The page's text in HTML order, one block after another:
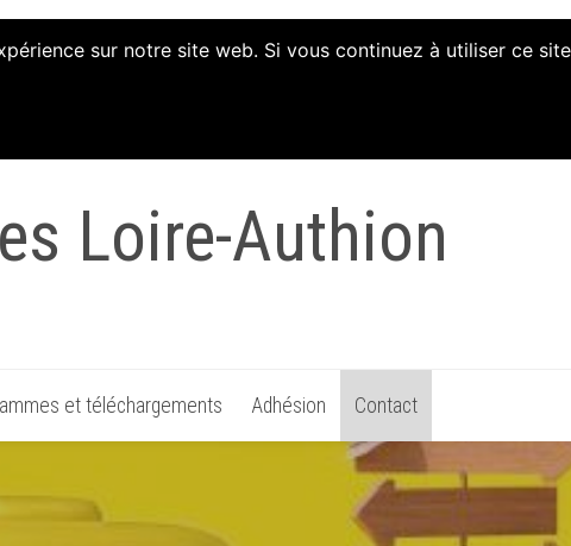
Loire-Authion
et téléchargements Adhésion Contact
sur notre site web. Si vous continuez à utiliser ce